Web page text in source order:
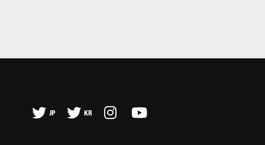
JP KR